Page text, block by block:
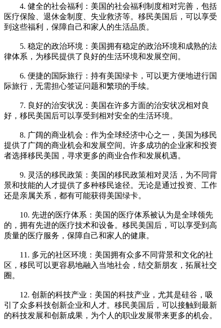
4. 健全的社会福利：美国的社会福利制度相对完善，包括
医疗保险、退休金制度、失业救济等。移民美国后，可以享受
到这些福利，保障自己和家人的生活品质。
5. 稳定的政治环境：美国拥有稳定的政治环境和成熟的法
律体系，为移民提供了良好的生活环境和发展空间。
6. 便捷的国际旅行：持有美国绿卡，可以更方便地进行国
际旅行，无需担心签证问题和繁琐的手续。
7. 良好的治安状况：美国在许多方面的治安状况相对良
好，移民美国后可以享受到相对安全的生活环境。
8. 广阔的商业机会：作为全球经济中心之一，美国为移民
提供了广阔的商业机会和发展空间。许多成功的企业家和投资
者选择移民美国，寻求更多的商业合作和发展机遇。
9. 灵活的移民政策：美国的移民政策相对灵活，为不同背
景和技能的人才提供了多种移民途径。无论是通过投资、工作
还是亲属关系，都有可能获得美国绿卡。
10. 先进的医疗体系：美国的医疗体系被认为是全球领先
的，拥有先进的医疗技术和设备。移民美国后，可以享受到高
质量的医疗服务，保障自己和家人的健康。
11. 多元的社区环境：美国拥有众多不同背景和文化的社
区，移民可以更容易地融入当地社会，结交新朋友，拓展社交
圈。
12. 创新的科技产业：美国的科技产业，尤其是硅谷，吸
引了众多科技创新企业和人才。移民美国后，可以接触到最新
的科技发展和创新成果，为个人的职业发展带来更多的机会。